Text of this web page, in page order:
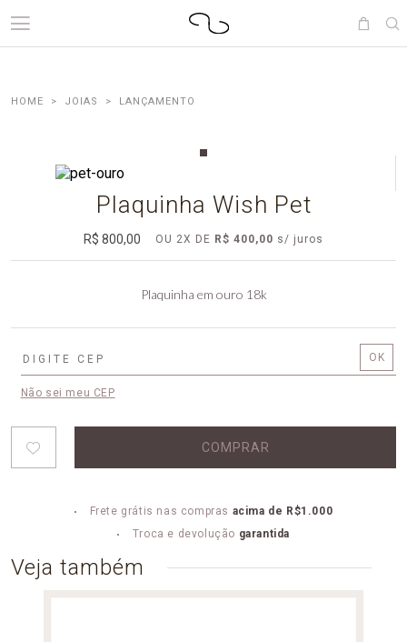
JOIAS LANÇAMENTO
Plaquinha Wish Pet
R$ 800,00 OU 2X DE R$ 400,00
Plaquinha em ouro 18k
Não sei meu CEP
COMPRAR
Frete grátis nas compras acima de R$1.000
Troca e devolução garantida
Veja também